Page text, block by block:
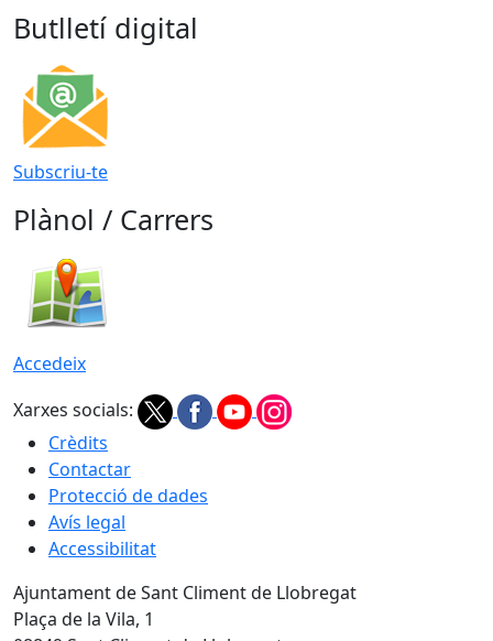
Butlletí digital
Subscriu-te
Plànol / Carrers
Accedeix
Xarxes socials:
Crèdits
Contactar
Protecció de dades
Avís legal
Accessibilitat
Ajuntament de Sant Climent de Llobregat
Plaça de la Vila, 1